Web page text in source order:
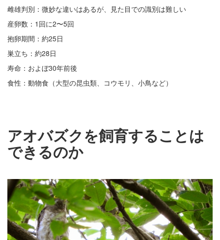
雌雄判別：微妙な違いはあるが、見た目での識別は難しい
産卵数：1回に2〜5回
抱卵期間：約25日
巣立ち：約28日
寿命：およぼ30年前後
食性：動物食（大型の昆虫類、コウモリ、小鳥など）
アオバズクを飼育することは
できるのか